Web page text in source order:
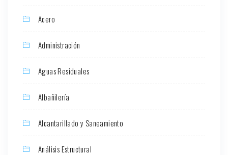
Acero
Administración
Aguas Residuales
Albañilería
Alcantarillado y Saneamiento
Análisis Estructural